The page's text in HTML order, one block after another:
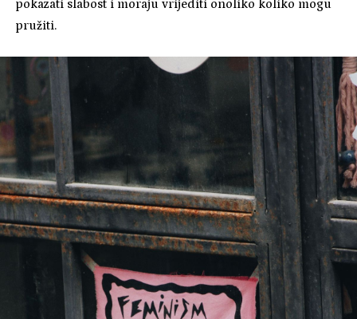
pokazati slabost i moraju vrijediti onoliko koliko mogu
pružiti.